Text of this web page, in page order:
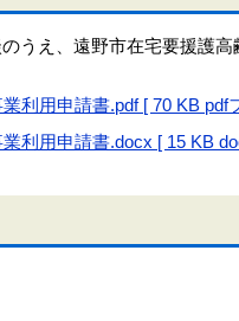
うえ、遠野市在宅要援護
利用申請書.pdf [ 70 KB pdf
利用申請書.docx [ 15 KB